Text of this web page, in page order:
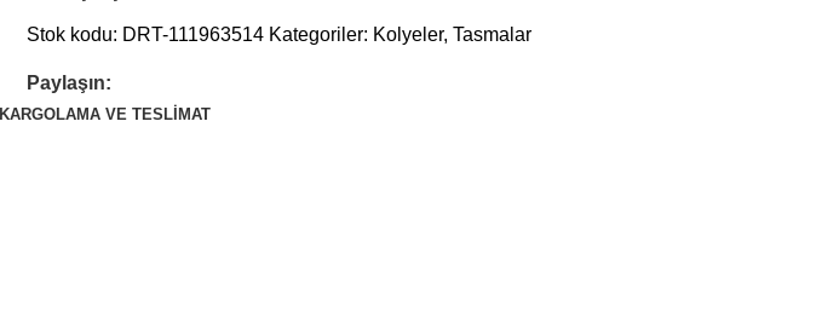
Stok kodu: DRT-111963514 Kategoriler: Kolyeler, Tasmalar
Paylaşın:
KARGOLAMA VE TESLIMAT